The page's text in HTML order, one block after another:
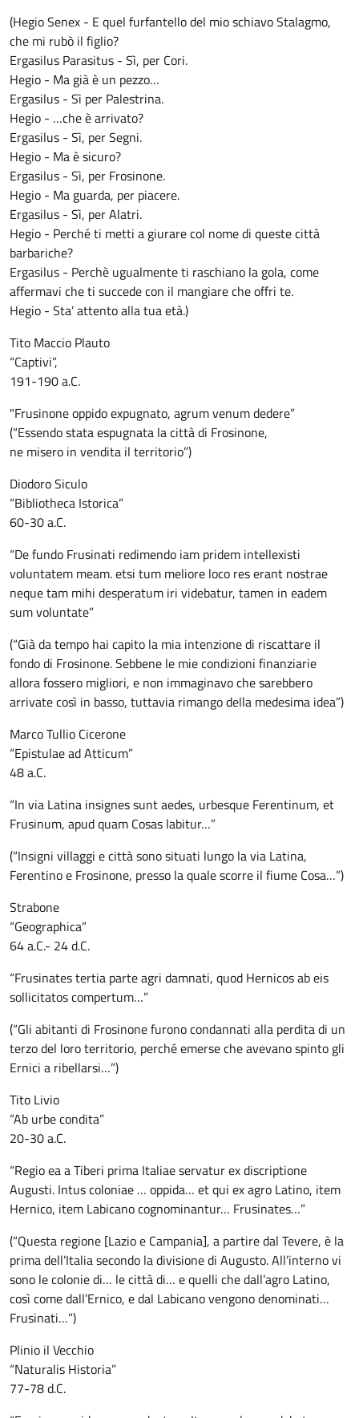
(Hegio Senex - E quel furfantello del mio schiavo Stalagmo,
che mi rubò il figlio?
Ergasilus Parasitus - Sì, per Cori.
Hegio - Ma già è un pezzo…
Ergasilus - Sì per Palestrina.
Hegio - …che è arrivato?
Ergasilus - Sì, per Segni.
Hegio - Ma è sicuro?
Ergasilus - Sì, per Frosinone.
Hegio - Ma guarda, per piacere.
Ergasilus - Sì, per Alatri.
Hegio - Perché ti metti a giurare col nome di queste città
barbariche?
Ergasilus - Perchè ugualmente ti raschiano la gola, come
affermavi che ti succede con il mangiare che offri te.
Hegio - Sta’ attento alla tua età.)
Tito Maccio Plauto
“Captivi”,
191-190 a.C.
"Frusinone oppido expugnato, agrum venum dedere”
(“Essendo stata espugnata la città di Frosinone,
ne misero in vendita il territorio”)
Diodoro Siculo
“Bibliotheca Istorica”
60-30 a.C.
“De fundo Frusinati redimendo iam pridem intellexisti
voluntatem meam. etsi tum meliore loco res erant nostrae
neque tam mihi desperatum iri videbatur, tamen in eadem
sum voluntate”
(“Già da tempo hai capito la mia intenzione di riscattare il
fondo di Frosinone. Sebbene le mie condizioni finanziarie
allora fossero migliori, e non immaginavo che sarebbero
arrivate così in basso, tuttavia rimango della medesima idea”)
Marco Tullio Cicerone
“Epistulae ad Atticum”
48 a.C.
“In via Latina insignes sunt aedes, urbesque Ferentinum, et
Frusinum, apud quam Cosas labitur…”
(“Insigni villaggi e città sono situati lungo la via Latina,
Ferentino e Frosinone, presso la quale scorre il fiume Cosa…”)
Strabone
“Geographica”
64 a.C.- 24 d.C.
“Frusinates tertia parte agri damnati, quod Hernicos ab eis
sollicitatos compertum…”
(“Gli abitanti di Frosinone furono condannati alla perdita di un
terzo del loro territorio, perché emerse che avevano spinto gli
Ernici a ribellarsi…”)
Tito Livio
“Ab urbe condita”
20-30 a.C.
“Regio ea a Tiberi prima Italiae servatur ex discriptione
Augusti. Intus coloniae … oppida… et qui ex agro Latino, item
Hernico, item Labicano cognominantur… Frusinates…”
(“Questa regione [Lazio e Campania], a partire dal Tevere, è la
prima dell’Italia secondo la divisione di Augusto. All’interno vi
sono le colonie di… le città di… e quelli che dall’agro Latino,
così come dall’Ernico, e dal Labicano vengono denominati…
Frusinati…”)
Plinio il Vecchio
“Naturalis Historia”
77-78 d.C.